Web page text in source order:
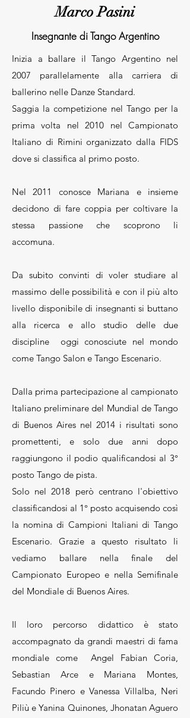
Marco Pasini
Insegnante di Tango Argentino
Inizia a ballare il Tango Argentino nel
2007 parallelamente alla carriera di
ballerino nelle Danze Standard.
Saggia la competizione nel Tango per la
prima volta nel 2010 nel Campionato
Italiano di Rimini organizzato dalla FIDS
dove si classifica al primo posto.
Nel 2011 conosce Mariana e insieme
decidono di fare coppia per coltivare la
stessa passione che scoprono li
accomuna.
Da subito convinti di voler studiare al
massimo delle possibilità e con il più alto
livello disponibile di insegnanti si buttano
alla ricerca e allo studio delle due
discipline oggi conosciute nel mondo
come Tango Salon e Tango Escenario.
Dalla prima partecipazione al campionato
Italiano preliminare del Mundial de Tango
di Buenos Aires nel 2014 i risultati sono
promettenti, e solo due anni dopo
raggiungono il podio qualificandosi al 3°
posto Tango de pista.
Solo nel 2018 però centrano l'obiettivo
classificandosi al 1° posto acquisendo così
la nomina di Campioni Italiani di Tango
Escenario. Grazie a questo risultato li
vediamo ballare nella finale del
Campionato Europeo e nella Semifinale
del Mondiale di Buenos Aires.
Il loro percorso didattico è stato
accompagnato da grandi maestri di fama
mondiale come Angel Fabian Coria,
Sebastian Arce e Mariana Montes,
Facundo Pinero e Vanessa Villalba, Neri
Piliù e Yanina Quinones, Jhonatan Aguero